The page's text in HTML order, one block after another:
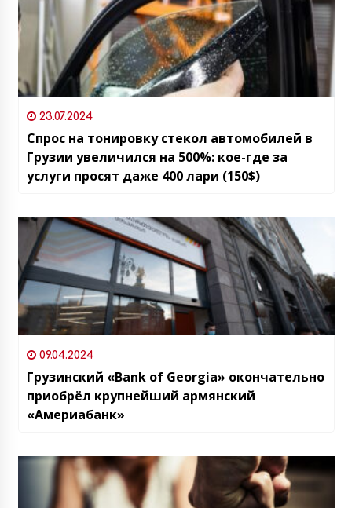
23.07.2024
Спрос на тонировку стекол автомобилей в
Грузии увеличился на 500%: кое-где за
услуги просят даже 400 лари (150$)
09.04.2024
Грузинский «Bank of Georgia» окончательно
приобрëл крупнейший армянский
«Америабанк»